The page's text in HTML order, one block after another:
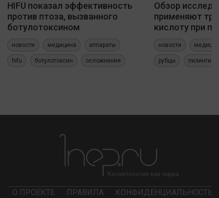
HIFU показал эффективность
против птоза, вызванного
ботулотоксином
новости медицина аппараты
hifu ботулотоксин осложнения
Обзор
применяют
кислоту при
новости
рубцы пилинги
О ПРОЕКТЕ ПРАВИЛА КОНФИДЕНЦИАЛЬНОСТЬ